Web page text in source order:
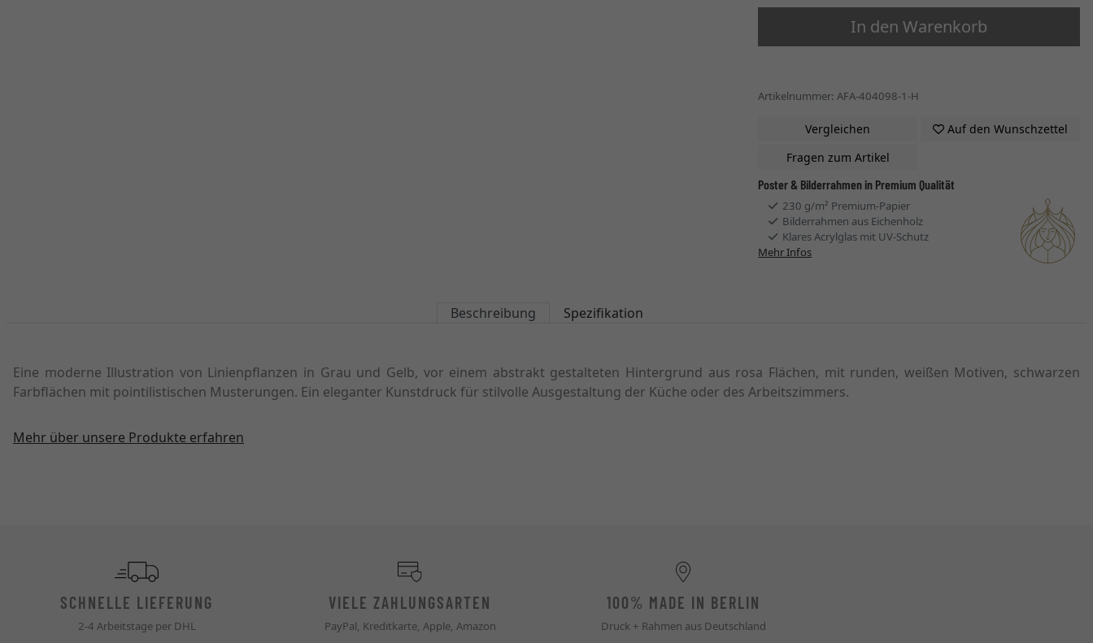
In den Warenkorb
Artikelnummer: AFA-404098-1-H
Vergleichen
Auf den Wunschzettel
Fragen zum Artikel
Poster & Bilderrahmen in Premium Qualität
230 g/m² Premium-Papier
Bilderrahmen aus Eichenholz
Klares Acrylglas mit UV-Schutz
Mehr Infos
Beschreibung Spezifikation
Eine moderne Illustration von Linienpflanzen in Grau und Gelb, vor einem abstrakt gestalteten Hintergrund aus rosa Flächen, mit runden, weißen Motiven, schwarzen
Farbflächen mit pointilistischen Musterungen. Ein eleganter Kunstdruck für stilvolle Ausgestaltung der Küche oder des Arbeitszimmers.
Mehr über unsere Produkte erfahren
SCHNELLE LIEFERUNG
2-4 Arbeitstage per DHL
VIELE ZAHLUNGSARTEN
PayPal, Kreditkarte, Apple, Amazon
100% MADE IN BERLIN
Druck + Rahmen aus Deutschland